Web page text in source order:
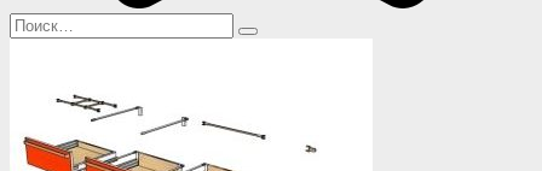
Search
for: